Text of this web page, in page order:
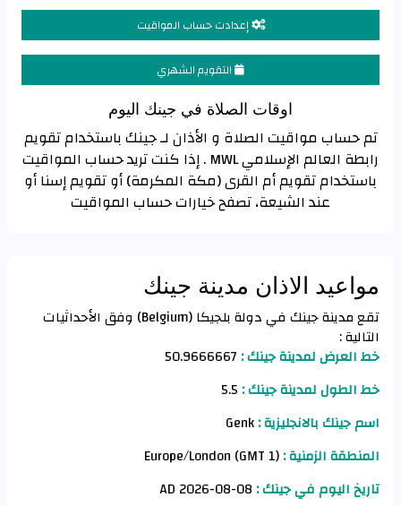
إعدادت حساب المواقيت
التقويم الشهري
اوقات الصلاة في جينك اليوم
تم حساب مواقيت الصلاة و الأذان لـ جينك باستخدام تقويم
رابطة العالم الإسلامي MWL . إذا كنت تريد حساب المواقيت
باستخدام تقويم أم القرى (مكة المكرمة) أو تقويم إسنا أو
عند الشيعة، تصفح خيارات حساب المواقيت
مواعيد الاذان مدينة جينك
تقع مدينة جينك في دولة بلجيكا (Belgium) وفق الأحداثيات
التالية :
خط العرض لمدينة جينك : 50.9666667
خط الطول لمدينة جينك :
اسم جينك بالانجليزية :
المنطقة الزمنية :
تاريخ اليوم في جينك :